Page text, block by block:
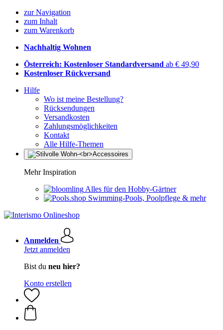
zur Navigation
zum Inhalt
zum Warenkorb
Nachhaltig Wohnen
Österreich: Kostenloser Standardversand ab € 49,90
Kostenloser Rückversand
Hilfe
Wo ist meine Bestellung?
Rücksendungen
Versandkosten
Zahlungsmöglichkeiten
Kontakt
Alle Hilfe-Themen
Mehr Inspiration
Alles für den Hobby-Gärtner
Swimming-Pools, Poolpflege & mehr
Anmelden
Jetzt anmelden
Bist du neu hier?
Konto erstellen